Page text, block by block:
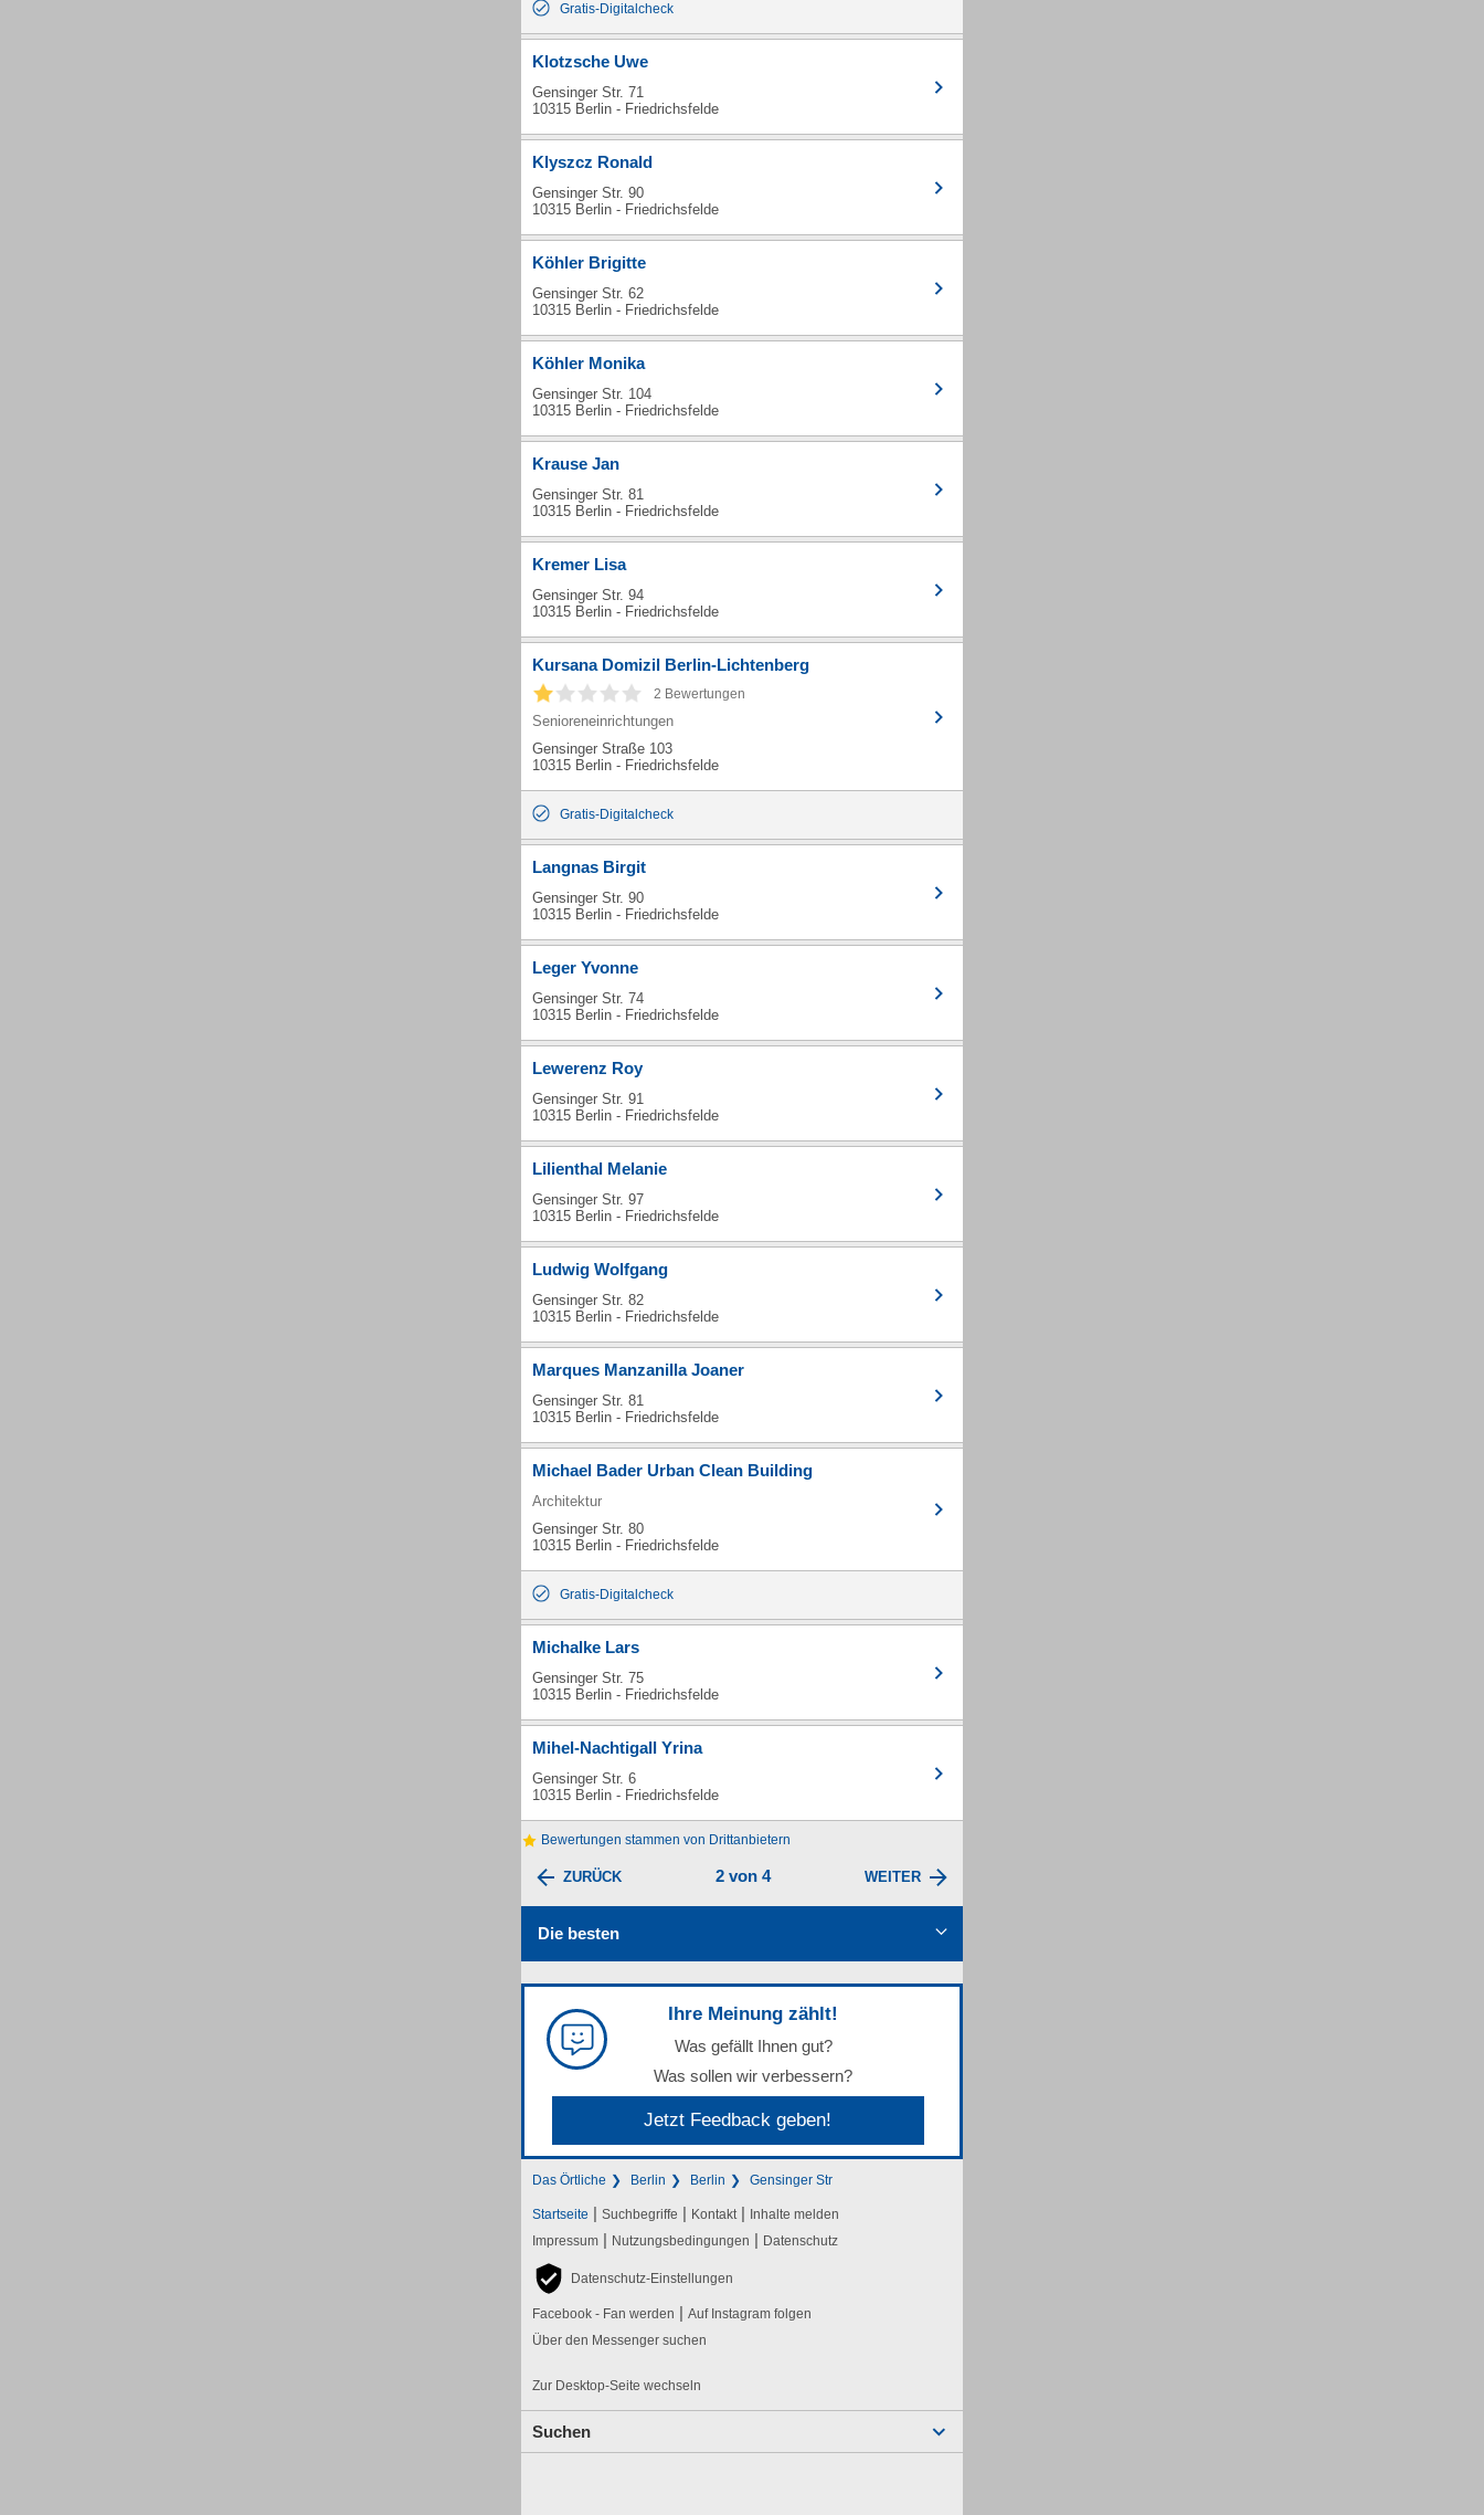
Gratis-Digitalcheck
Klotzsche Uwe
Gensinger Str. 71
10315 Berlin - Friedrichsfelde
Klyszcz Ronald
Gensinger Str. 90
10315 Berlin - Friedrichsfelde
Köhler Brigitte
Gensinger Str. 62
10315 Berlin - Friedrichsfelde
Köhler Monika
Gensinger Str. 104
10315 Berlin - Friedrichsfelde
Krause Jan
Gensinger Str. 81
10315 Berlin - Friedrichsfelde
Kremer Lisa
Gensinger Str. 94
10315 Berlin - Friedrichsfelde
Kursana Domizil Berlin-Lichtenberg
2 Bewertungen
Senioreneinrichtungen
Gensinger Straße 103
10315 Berlin - Friedrichsfelde
Gratis-Digitalcheck
Langnas Birgit
Gensinger Str. 90
10315 Berlin - Friedrichsfelde
Leger Yvonne
Gensinger Str. 74
10315 Berlin - Friedrichsfelde
Lewerenz Roy
Gensinger Str. 91
10315 Berlin - Friedrichsfelde
Lilienthal Melanie
Gensinger Str. 97
10315 Berlin - Friedrichsfelde
Ludwig Wolfgang
Gensinger Str. 82
10315 Berlin - Friedrichsfelde
Marques Manzanilla Joaner
Gensinger Str. 81
10315 Berlin - Friedrichsfelde
Michael Bader Urban Clean Building
Architektur
Gensinger Str. 80
10315 Berlin - Friedrichsfelde
Gratis-Digitalcheck
Michalke Lars
Gensinger Str. 75
10315 Berlin - Friedrichsfelde
Mihel-Nachtigall Yrina
Gensinger Str. 6
10315 Berlin - Friedrichsfelde
Bewertungen stammen von Drittanbietern
ZURÜCK 2 von 4 WEITER
Die besten
Ihre Meinung zählt!
Was gefällt Ihnen gut?
Was sollen wir verbessern?
Jetzt Feedback geben!
Das Örtliche Berlin Berlin Gensinger Str
Startseite | Suchbegriffe | Kontakt | Inhalte melden
Impressum | Nutzungsbedingungen | Datenschutz
Datenschutz-Einstellungen
Facebook - Fan werden | Auf Instagram folgen
Über den Messenger suchen
Zur Desktop-Seite wechseln
Suchen